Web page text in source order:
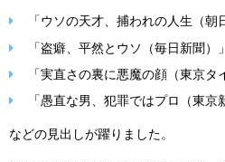
「ウソの天才、捕われの人生（朝
「盗癖、平然とウソ（毎日新聞）」
「実直さの裏に悪魔の顔（東京タ
「愚直な男、犯罪ではプロ（東京
などの見出しが躍りました。